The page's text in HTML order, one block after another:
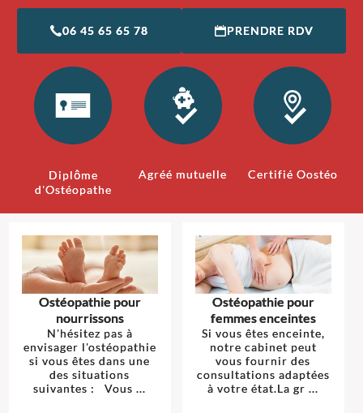
06 45 65 65 78 PRENDRE RDV
Diplôme
d'Ostéopathe
Agréé mutuelle Certifié Oostéo
Ostéopathie pour
nourrissons
N'hésitez pas à
envisager l'ostéopathie
si vous êtes dans une
des situations
suivantes : Vous ...
Ostéopathie pour
femmes enceintes
Si vous êtes enceinte,
notre cabinet peut
vous fournir des
consultations adaptées
à votre état.La gr ...